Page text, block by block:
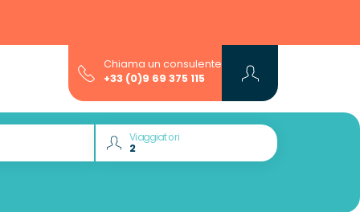
Chiama un consulente
+33 (0)9 69 375 115
Viaggiatori